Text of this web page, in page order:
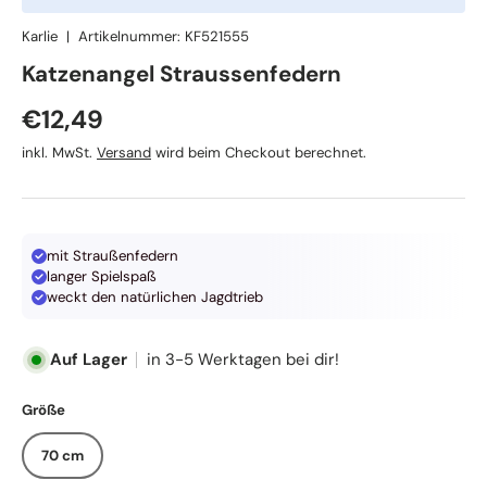
Karlie | Artikelnummer: KF521555
Karlie
Katzenangel Straussenfedern
Normaler Preis
€12,49
inkl. MwSt. Versand wird beim Checkout berechnet.
mit Straußenfedern
langer Spielspaß
weckt den natürlichen Jagdtrieb
Auf Lager in 3-5 Werktagen bei dir!
Größe
70 cm